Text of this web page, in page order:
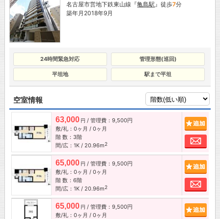
名古屋市営地下鉄東山線『亀島駅』徒歩7分
築年月2018年9月
24時間緊急対応 管理形態(巡回)
平坦地 駅まで平坦
空室情報
63,000 円 / 管理費：9,500円
敷/礼：0ヶ月 / 0ヶ月
階 数：3階
間/広：1K / 20.96m2
お
65,000 円 / 管理費：9,500円
敷/礼：0ヶ月 / 0ヶ月
階 数：6階
間/広：1K / 20.96m2
お
65,000 円 / 管理費：9,500円
敷/礼：0ヶ月 / 0ヶ月